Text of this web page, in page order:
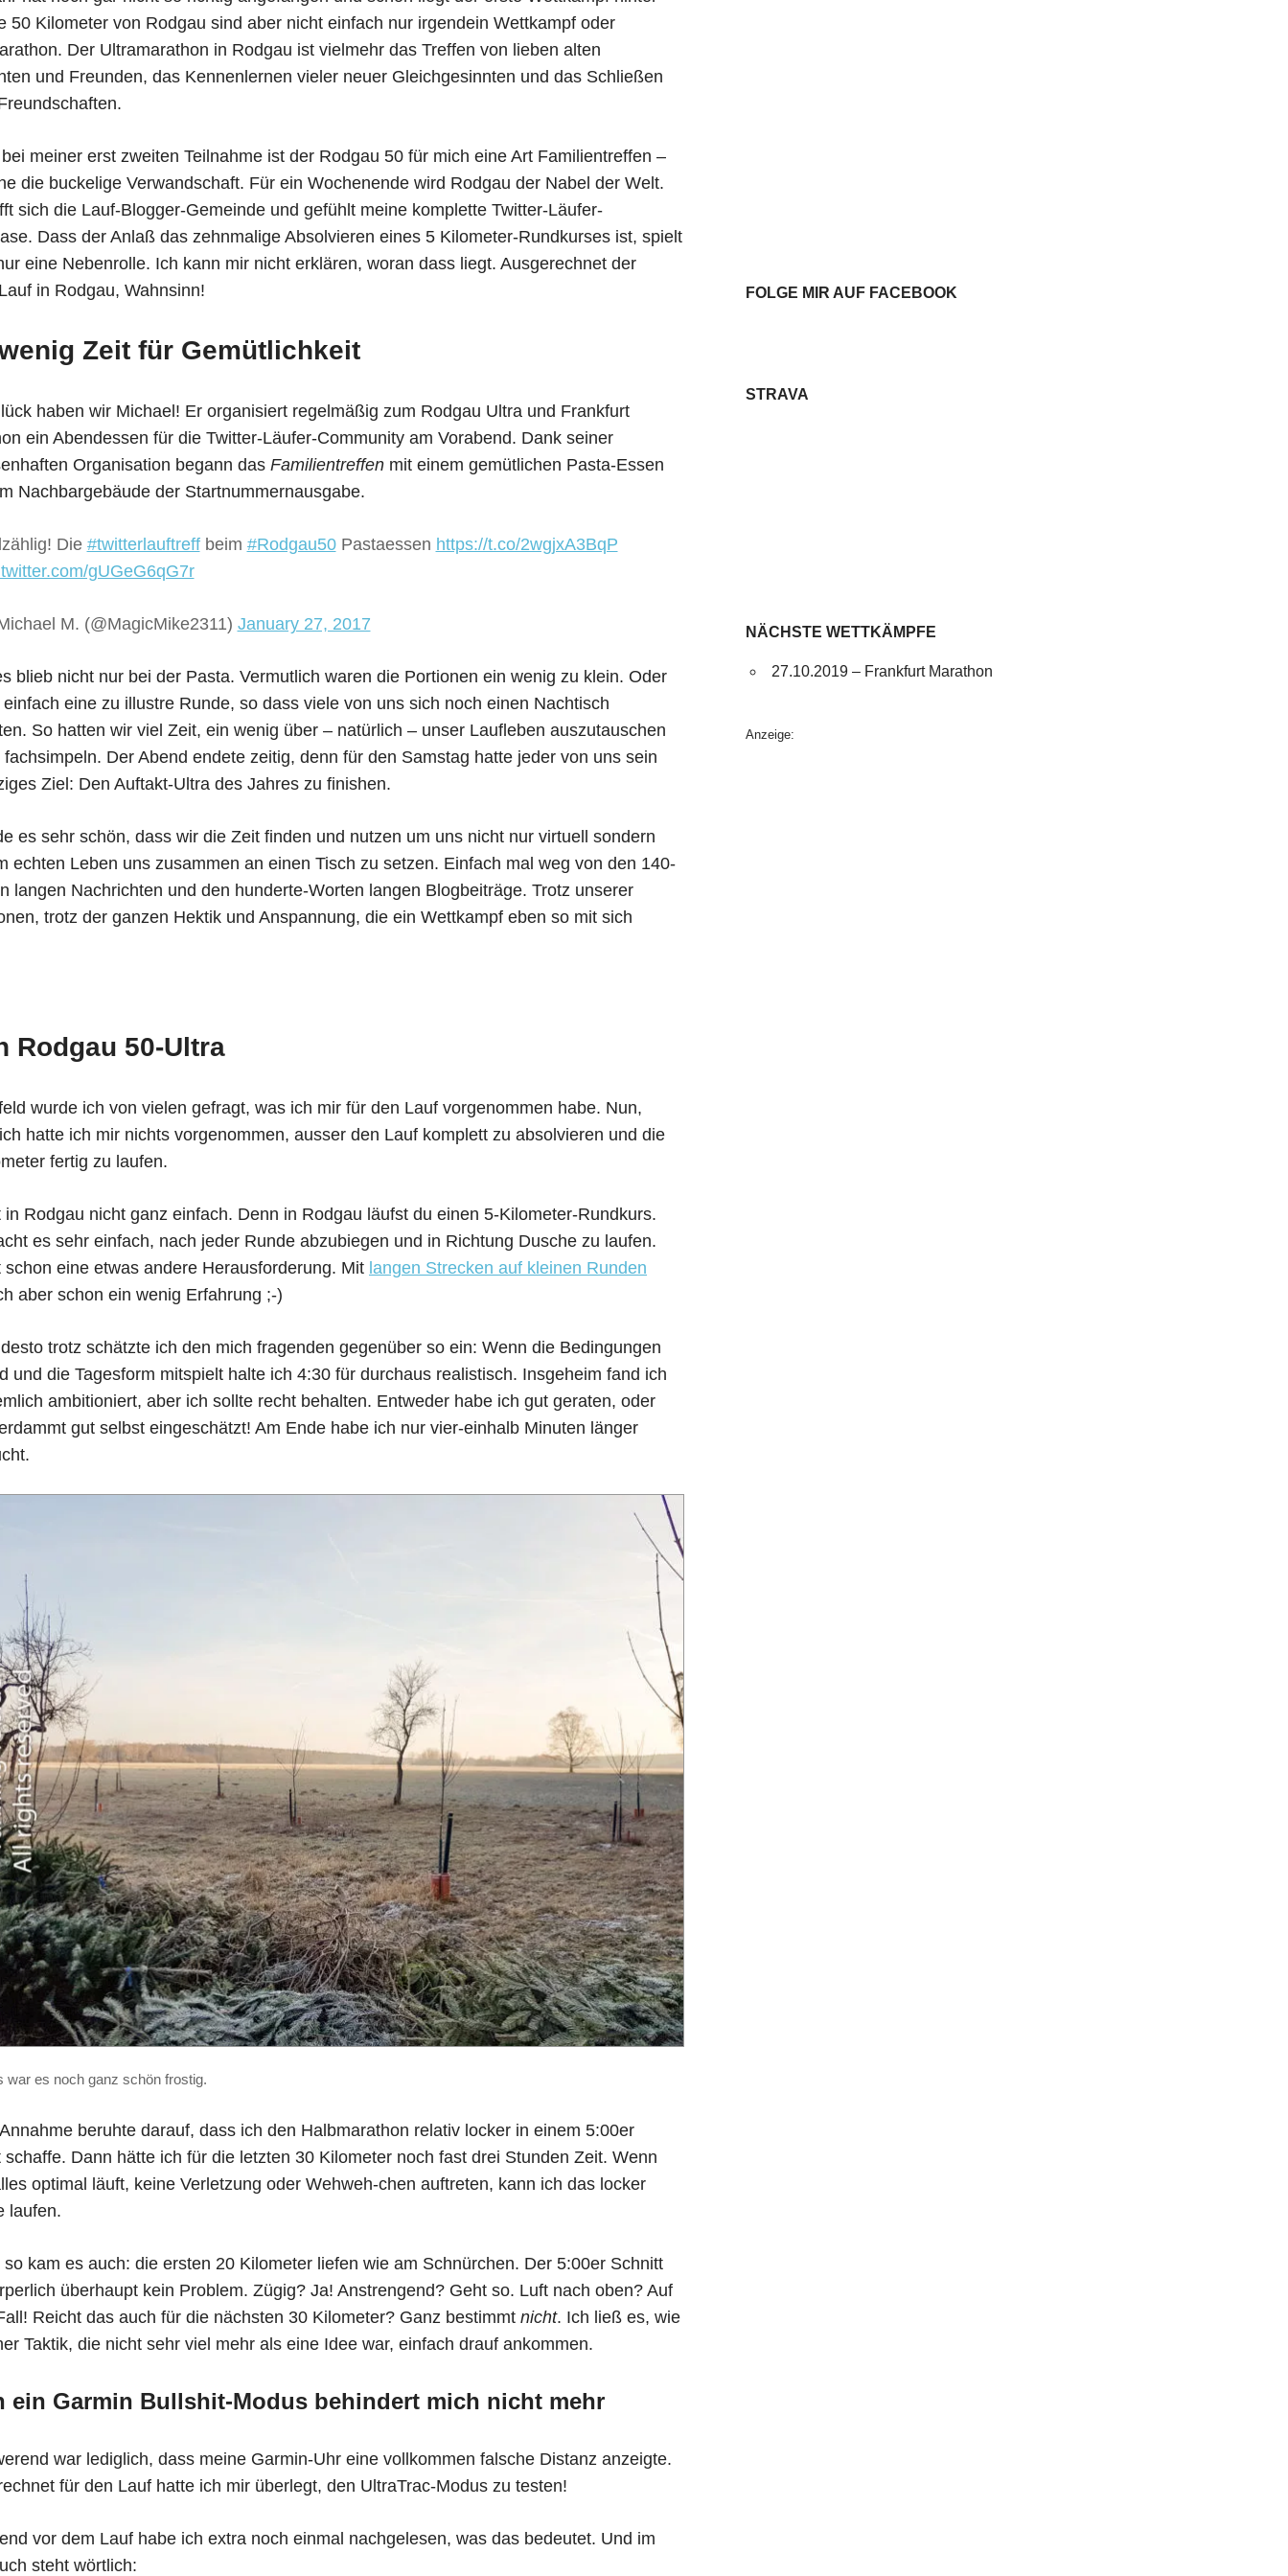
50 Kilometer von Rodgau sind aber nicht einfach nur irgendein Wettkampf oder
Der Ultramarathon in Rodgau ist vielmehr das Treffen von lieben alten
und Freunden, das Kennenlernen vieler neuer Gleichgesinnten und das Schließen
meiner erst zweiten Teilnahme ist der Rodgau 50 für mich eine Art Familientreffen –
die buckelige Verwandschaft. Für ein Wochenende wird Rodgau der Nabel der Welt.
sich die Lauf-Blogger-Gemeinde und gefühlt meine komplette Twitter-Läufer-
Dass der Anlaß das zehnmalige Absolvieren eines 5 Kilometer-Rundkurses ist, spielt
eine Nebenrolle. Ich kann mir nicht erklären, woran dass liegt. Ausgerechnet der
in Rodgau, Wahnsinn!
Zeit für Gemütlichkeit
haben wir Michael! Er organisiert regelmäßig zum Rodgau Ultra und Frankfurt
ein Abendessen für die Twitter-Läufer-Community am Vorabend. Dank seiner
Organisation begann das Familientreffen mit einem gemütlichen Pasta-Essen
Nachbargebäude der Startnummernausgabe.
Die #twitterlauftreffbeim #Rodgau50Pastaessen https://t.co/2wgjxA3BqP
gUGeG6qG7r
M. (@MagicMike2311) January 27, 2017
blieb nicht nur bei der Pasta. Vermutlich waren die Portionen ein wenig zu klein. Oder
eine zu illustre Runde, so dass viele von uns sich noch einen Nachtisch
So hatten wir viel Zeit, ein wenig über – natürlich – unser Laufleben auszutauschen
fachsimpeln. Der Abend endete zeitig, denn für den Samstag hatte jeder von uns sein
Ziel: Den Auftakt-Ultra des Jahres zu finishen.
es sehr schön, dass wir die Zeit finden und nutzen um uns nicht nur virtuell sondern
echten Leben uns zusammen an einen Tisch zu setzen. Einfach mal weg von den 140-
langen Nachrichten und den hunderte-Worten langen Blogbeiträge. Trotz unserer
trotz der ganzen Hektik und Anspannung, die ein Wettkampf eben so mit sich
Rodgau 50-Ultra
wurde ich von vielen gefragt, was ich mir für den Lauf vorgenommen habe. Nun,
hatte ich mir nichts vorgenommen, ausser den Lauf komplett zu absolvieren und die
fertig zu laufen.
in Rodgau nicht ganz einfach. Denn in Rodgau läufst du einen 5-Kilometer-Rundkurs.
es sehr einfach, nach jeder Runde abzubiegen und in Richtung Dusche zu laufen.
schon eine etwas andere Herausforderung. Mit langen Strecken auf kleinen Runden
aber schon ein wenig Erfahrung ;-)
trotz schätzte ich den mich fragenden gegenüber so ein: Wenn die Bedingungen
und die Tagesform mitspielt halte ich 4:30 für durchaus realistisch. Insgeheim fand ich
ambitioniert, aber ich sollte recht behalten. Entweder habe ich gut geraten, oder
gut selbst eingeschätzt! Am Ende habe ich nur vier-einhalb Minuten länger
war es noch ganz schön frostig.
beruhte darauf, dass ich den Halbmarathon relativ locker in einem 5:00er
schaffe. Dann hätte ich für die letzten 30 Kilometer noch fast drei Stunden Zeit. Wenn
optimal läuft, keine Verletzung oder Wehweh-chen auftreten, kann ich das locker
laufen.
so kam es auch: die ersten 20 Kilometer liefen wie am Schnürchen. Der 5:00er Schnitt
überhaupt kein Problem. Zügig? Ja! Anstrengend? Geht so. Luft nach oben? Auf
Reicht das auch für die nächsten 30 Kilometer? Ganz bestimmt nicht. Ich ließ es, wie
Taktik, die nicht sehr viel mehr als eine Idee war, einfach drauf ankommen.
ein Garmin Bullshit-Modus behindert mich nicht mehr
war lediglich, dass meine Garmin-Uhr eine vollkommen falsche Distanz anzeigte.
für den Lauf hatte ich mir überlegt, den UltraTrac-Modus zu testen!
vor dem Lauf habe ich extra noch einmal nachgelesen, was das bedeutet. Und im
steht wörtlich:
FOLGE MIR AUF FACEBOOK
STRAVA
NÄCHSTE WETTKÄMPFE
27.10.2019 – Frankfurt Marathon
Anzeige: